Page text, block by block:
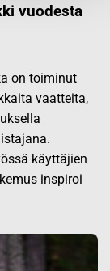
vuodesta
on toiminut
vaatteita,
käyttäjien
inspiroi